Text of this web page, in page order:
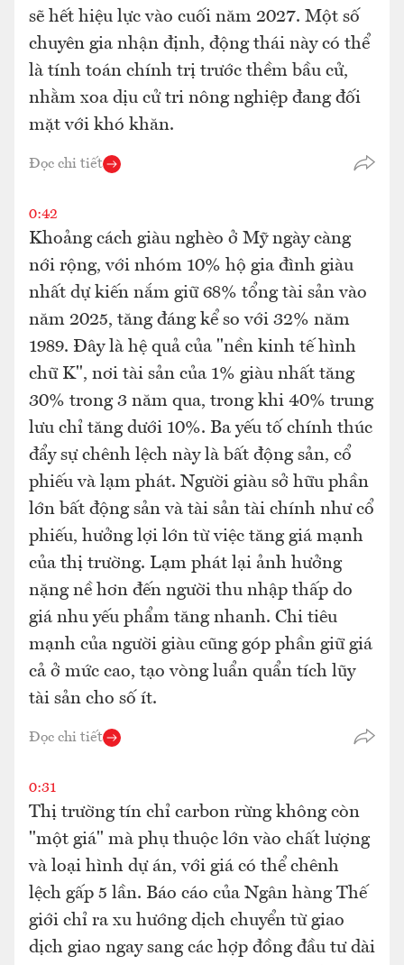
sẽ hết hiệu lực vào cuối năm 2027. Một số
chuyên gia nhận định, động thái này có thể
là tính toán chính trị trước thềm bầu cử,
nhằm xoa dịu cử tri nông nghiệp đang đối
mặt với khó khăn.
Đọc chi tiết
0:42
Khoảng cách giàu nghèo ở Mỹ ngày càng
nới rộng, với nhóm 10% hộ gia đình giàu
nhất dự kiến nắm giữ 68% tổng tài sản vào
năm 2025, tăng đáng kể so với 32% năm
1989. Đây là hệ quả của "nền kinh tế hình
chữ K", nơi tài sản của 1% giàu nhất tăng
30% trong 3 năm qua, trong khi 40% trung
lưu chỉ tăng dưới 10%. Ba yếu tố chính thúc
đẩy sự chênh lệch này là bất động sản, cổ
phiếu và lạm phát. Người giàu sở hữu phần
lớn bất động sản và tài sản tài chính như cổ
phiếu, hưởng lợi lớn từ việc tăng giá mạnh
của thị trường. Lạm phát lại ảnh hưởng
nặng nề hơn đến người thu nhập thấp do
giá nhu yếu phẩm tăng nhanh. Chi tiêu
mạnh của người giàu cũng góp phần giữ giá
cả ở mức cao, tạo vòng luẩn quẩn tích lũy
tài sản cho số ít.
Đọc chi tiết
0:31
Thị trường tín chỉ carbon rừng không còn
"một giá" mà phụ thuộc lớn vào chất lượng
và loại hình dự án, với giá có thể chênh
lệch gấp 5 lần. Báo cáo của Ngân hàng Thế
giới chỉ ra xu hướng dịch chuyển từ giao
dịch giao ngay sang các hợp đồng đầu tư dài